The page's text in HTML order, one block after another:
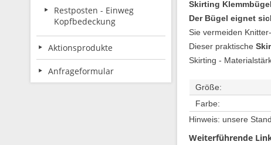
Restposten - Einweg
Kopfbedeckung
Aktionsprodukte
Anfrageformular
Skirting
Der Bügel eignet
Sie vermeiden
Dieser praktische
Skirting -
Größe:
Farbe:
Hinweis: unsere
Weiterführende